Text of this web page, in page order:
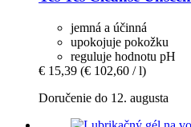
jemná a účinná
upokojuje pokožku
reguluje hodnotu pH
€ 15,39 (€ 102,60 / l)
Doručenie do 12. augusta